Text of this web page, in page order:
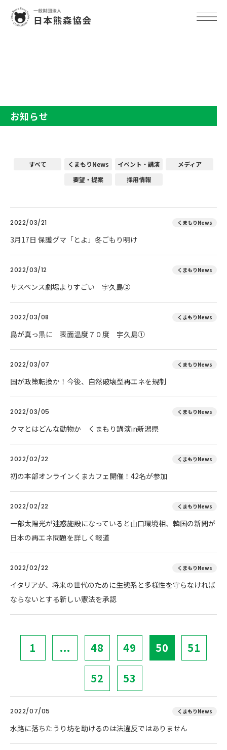
お知らせ
すべて くまもりNews イベント・講演
メディア
要望・提案
採用情報
2022/03/21 くまもりNews
3月17日 保護グマ「とよ」冬ごもり明け
2022/03/12 くまもりNews
サスペンス劇場よりすごい 宇久島②
2022/03/08 くまもりNews
島が真っ黒に 表面温度７０度 宇久島①
2022/03/07 くまもりNews
国が政策転換か！今後、自然破壊型再エネを規制
2022/03/05 くまもりNews
クマとはどんな動物か くまもり講演in新潟県
2022/02/22 くまもりNews
初の本部オンラインくまカフェ開催！42名が参加
2022/02/22 くまもりNews
一部太陽光が迷惑施設になっていると山口環境相、韓国の新聞が
日本の再エネ問題を詳しく報道
2022/02/22 くまもりNews
イタリアが、将来の世代のために生態系と多様性を守らなければ
ならないとする新しい憲法を承認
1 ... 48 49 50 51
52 53
2022/07/05 くまもりNews
水路に落ちたうり坊を助けるのは法違反ではありません